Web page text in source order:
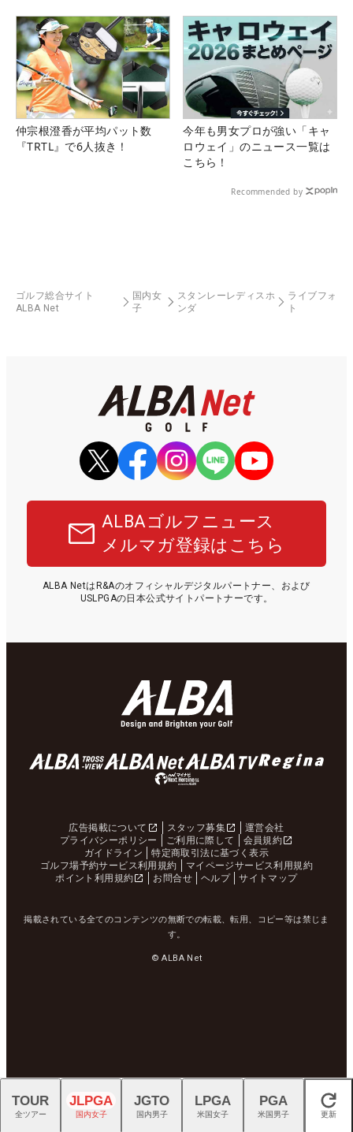
仲宗根澄香が平均パット数
『TRTL』で6人抜き！
今年も男女プロが強い「キャ
ロウェイ」のニュース一覧は
こちら！
Recommended by
ゴルフ総合サイト
ALBA Net
国内女
子
スタンレーレディスホ
ンダ
ライブフォ
ト
ALBAゴルフニュース
メルマガ登録はこちら
ALBA NetはR&Aのオフィシャルデジタルパートナー、および
USLPGAの日本公式サイトパートナーです。
広告掲載について スタッフ募集
運営会社
プライバシーポリシー
ご利用に際して
会員規約
ガイドライン
特定商取引法に基づく表示
ゴルフ場予約サービス利用規約
マイページサービス利用規約
ポイント利用規約
お問合せ ヘルプ サイトマップ
掲載されている全てのコンテンツの無断での転載、転用、コピー等は禁じま
す。
© ALBA Net
閉じる
TOUR
全ツアー
JLPGA
国内女子
JGTO
国内男子
LPGA
米国女子
PGA
米国男子 更新